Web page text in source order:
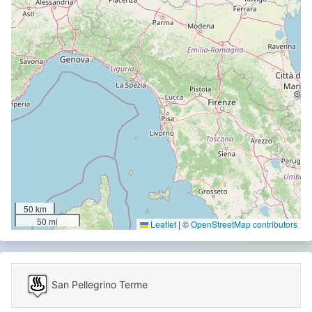
50 km
50 mi
Leaflet | ©OpenStreetMap contributors
San Pellegrino Terme